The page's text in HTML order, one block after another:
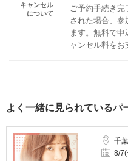
キャンセル
について
ご予約手続き
された場合、参
ます。無料で
ャンセル料をお
よく一緒に見られているパ
千葉
8/